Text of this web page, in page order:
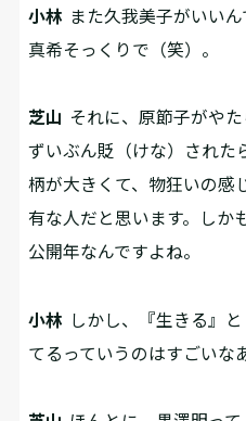
小林 また久我美子がいい
真希そっくりで（笑）。
芝山 それに、原節子がや
ずいぶん貶（けな）された
柄が大きくて、物狂いの感
有な人だと思います。しか
公開年なんですよね。
小林 しかし、『生きる』
てるっていうのはすごいな